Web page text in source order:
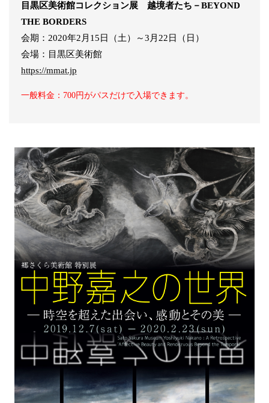
目黒区美術館コレクション展 越境者たち－BEYOND
THE BORDERS
会期：2020年2月15日（土）～3月22日（日）
会場：目黒区美術館
https://mmat.jp
一般料金：700円がパスだけで入場できます。